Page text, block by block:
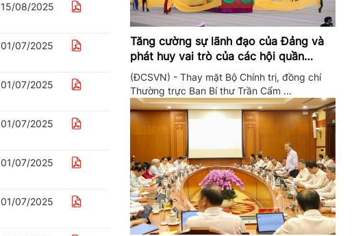
15/08/2025
01/07/2025
01/07/2025
01/07/2025
01/07/2025
01/07/2025
Tăng cường sự lãnh đạo của Đảng và
phát huy vai trò của các hội quần
chúng trong giai đoạn phát triển mới
(ĐCSVN) - Thay mặt Bộ Chính trị, đồng chí
Thường trực Ban Bí thư Trần Cẩm ...